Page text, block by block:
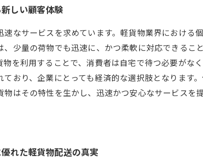
しい顧客体験
なサービスを求めています。軽貨物業界における
少量の荷物でも迅速に、かつ柔軟に対応できる
を利用することで、消費者は自宅で待つ必要がな
ており、企業にとっても経済的な選択肢となりま
物はその特性を生かし、迅速かつ安心なサービス
れた軽貨物配送の真実